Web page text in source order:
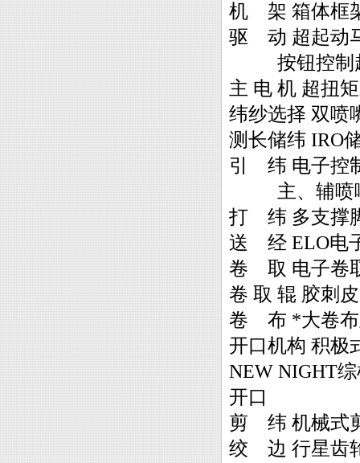
机 架 箱体框
驱 动 超起动
按钮控制起
主 电 机 超扭
纬纱选择 双喷
测长储纬 IRO
引 纬 电子控
主、辅喷嘴
打 纬 多支撑
送 经 ELO电
卷 取 电子卷
卷 取 辊 胶刺
卷 布 *大卷布
开口机构 积极
NEW NIGHT
开口
剪 纬 机械式
绞 边 行星齿